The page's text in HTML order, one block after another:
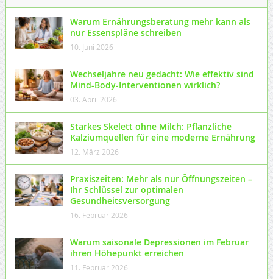
Warum Ernährungsberatung mehr kann als
nur Essenspläne schreiben
10. Juni 2026
Wechseljahre neu gedacht: Wie effektiv sind
Mind-Body-Interventionen wirklich?
03. April 2026
Starkes Skelett ohne Milch: Pflanzliche
Kalziumquellen für eine moderne Ernährung
12. März 2026
Praxiszeiten: Mehr als nur Öffnungszeiten –
Ihr Schlüssel zur optimalen
Gesundheitsversorgung
16. Februar 2026
Warum saisonale Depressionen im Februar
ihren Höhepunkt erreichen
11. Februar 2026